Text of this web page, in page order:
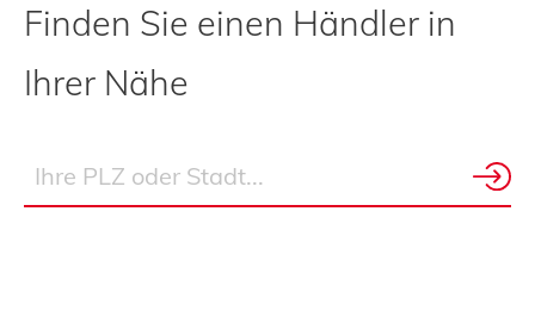
Finden Sie einen Händler in
Ihrer Nähe